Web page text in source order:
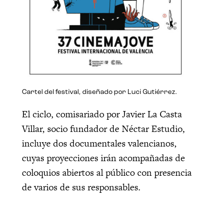
Cartel del festival, diseñado por Luci Gutiérrez.
El ciclo, comisariado por Javier La Casta
Villar, socio fundador de Néctar Estudio,
incluye dos documentales valencianos,
cuyas proyecciones irán acompañadas de
coloquios abiertos al público con presencia
de varios de sus responsables.